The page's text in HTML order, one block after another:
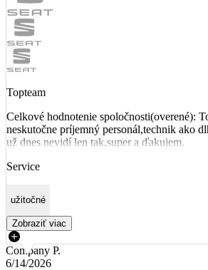
Topteam
Celkové hodnotenie spoločnosti(overené):
neskutočne príjemný personál,technik ako
už dnes nevidí len tak,super a ďakujem.
Service
užitočné
Zobraziť viac
Company P.
6/14/2026